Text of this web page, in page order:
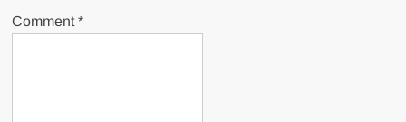
Comment*